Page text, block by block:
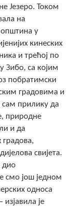
Језеро. Током
на
у
кинеских
и трећој по
Зибо, са којим
побратимски
градовима и
прилику да
природне
и да
градова,
свијета.
дио
смо још једном
односа
је